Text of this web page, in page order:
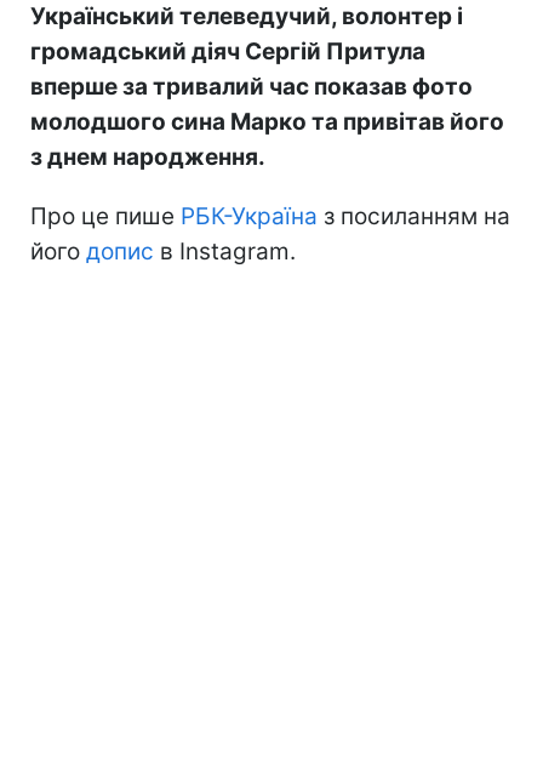
Український телеведучий, волонтер і
громадський діяч Сергій Притула
вперше за тривалий час показав фото
молодшого сина Марко та привітав його
з днем народження.
Про це пише РБК-Україна з посиланням на
його допис в Instagram.